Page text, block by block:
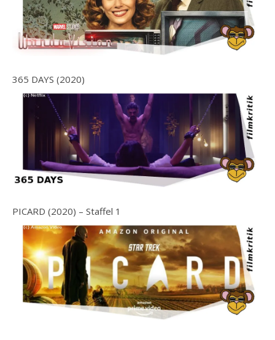
365 DAYS (2020)
PICARD (2020) – Staffel 1